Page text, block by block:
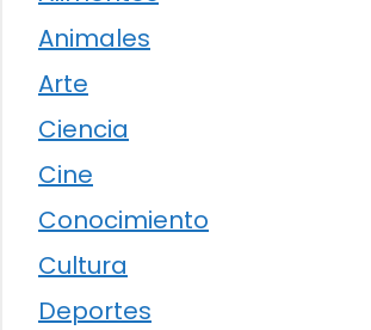
Animales
Arte
Ciencia
Cine
Conocimiento
Cultura
Deportes